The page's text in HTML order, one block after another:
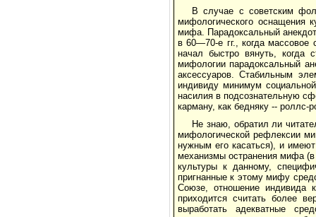
В случае с советским
мифологического оснащения
мифа. Парадоксальный
в 60—70-е гг., когда
начал быстро вянуть, когда
мифологии парадоксальный
аксессуаров. Стабильным
индивиду минимум
насилия в подсознательную
карману, как бедняку -- роллс-
Не знаю, обратил ли
мифологической рефлексии
нужным его касаться), и
механизмы остранения мифа
культуры к данному,
пригнанные к этому мифу
Союзе, отношение индивида
приходится считать более
выработать адекватные